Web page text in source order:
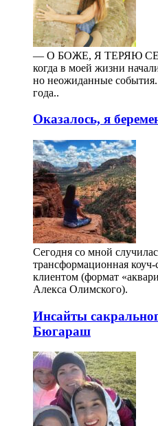
— О БОЖЕ, Я ТЕРЯЮ
когда в моей жизни
но неожиданные
года..
Оказалось, я
Сегодня со мной
трансформационная коуч-
клиентом (формат
Алекса Олимского).
Инсайты
Бюгараш